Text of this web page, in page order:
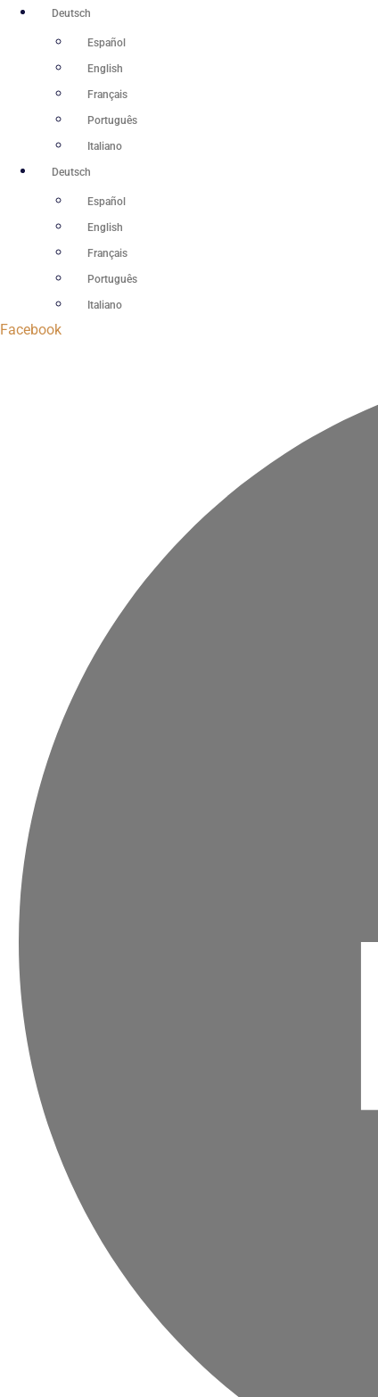
Zum
Deutsch
Español
English
Français
Português
Italiano
Deutsch
Español
English
Français
Português
Italiano
Facebook